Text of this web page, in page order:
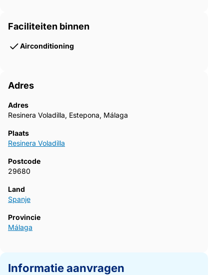
Faciliteiten binnen
Airconditioning
Adres
Adres
Resinera Voladilla, Estepona, Málaga
Plaats
Resinera Voladilla
Postcode
29680
Land
Spanje
Provincie
Málaga
Informatie aanvragen